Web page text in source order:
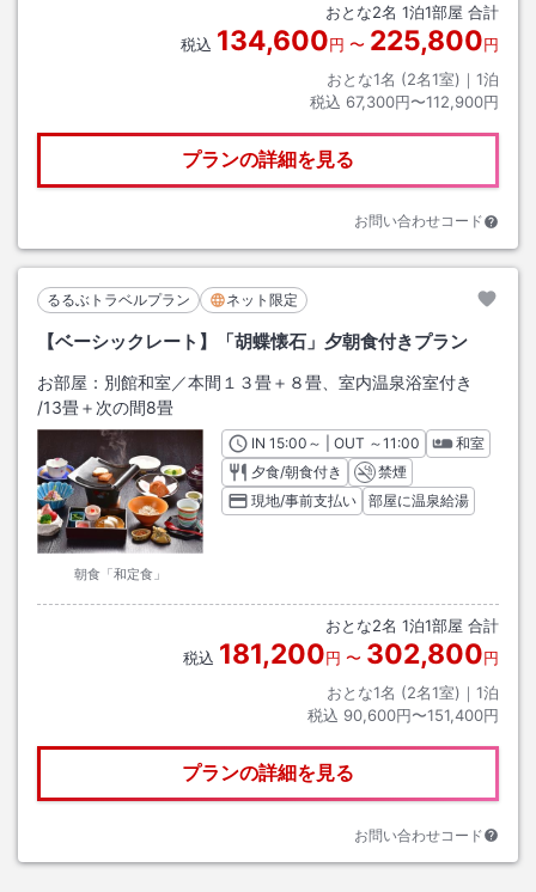
おとな2名 1泊1部屋 合計
税込 134,600円 〜 225,800円
おとな1名 (2名1室)｜ 1泊
税込 67,300円〜112,900円
プランの詳細を見る
お問い合わせコード
るるぶトラベルプラン ネット限定
【ベーシックレート】「胡蝶懐石」夕朝食付きプラン
お部屋： 別館和室／本間１３畳＋８畳、室内温泉浴室付き
/13畳＋次の間8畳
朝食「和定食」
INチェックイン
15:00 ～ | OUT チェックアウト
～11:00
和室
夕食/朝食付き
禁煙
現地/事前支払い
部屋に温泉給湯
おとな2名 1泊1部屋 合計
税込 181,200円 〜 302,800円
おとな1名 (2名1室)｜ 1泊
税込 90,600円〜151,400円
プランの詳細を見る
お問い合わせコード